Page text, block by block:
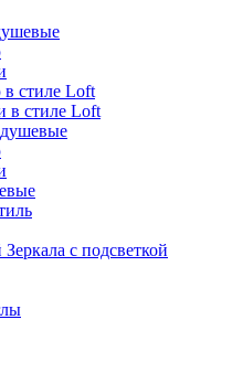
стиле Loft
в стиле Loft
Зеркала с подсветкой